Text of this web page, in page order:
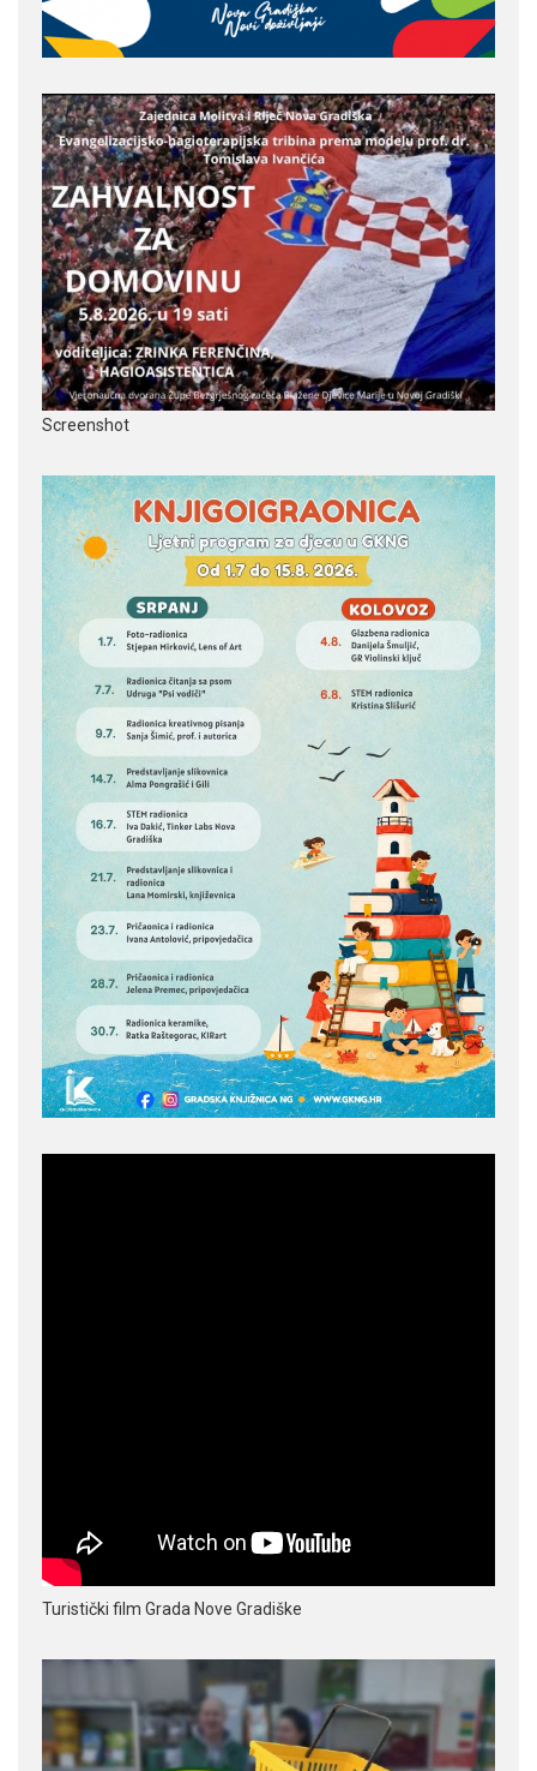
Screenshot
Turistički film Grada Nove Gradiške